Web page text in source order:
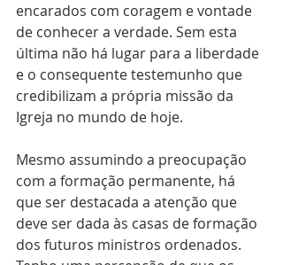
encarados com coragem e vontade
de conhecer a verdade. Sem esta
última não há lugar para a liberdade
e o consequente testemunho que
credibilizam a própria missão da
Igreja no mundo de hoje.
Mesmo assumindo a preocupação
com a formação permanente, há
que ser destacada a atenção que
deve ser dada às casas de formação
dos futuros ministros ordenados.